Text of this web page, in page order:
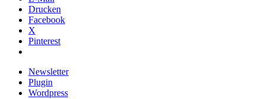
Drucken
Facebook
X
Pinterest
Newsletter
Plugin
Wordpress